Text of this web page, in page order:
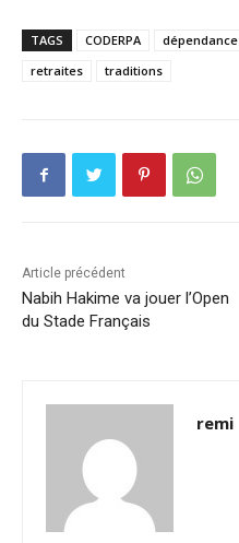
TAGS CODERPA dépendance
retraites
traditions
Article précédent
Nabih Hakime va jouer l’Open
du Stade Français
remi